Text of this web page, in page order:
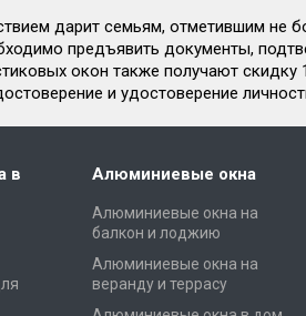
дарит семьям, отметившим не
предъявить документы,
окон также получают скидку
и удостоверение
в
Алюминиевые окна
Алюминиевые окна на
балкон и лоджию
Алюминиевые окна на
веранду и террасу